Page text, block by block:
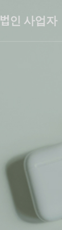
법인 사업자